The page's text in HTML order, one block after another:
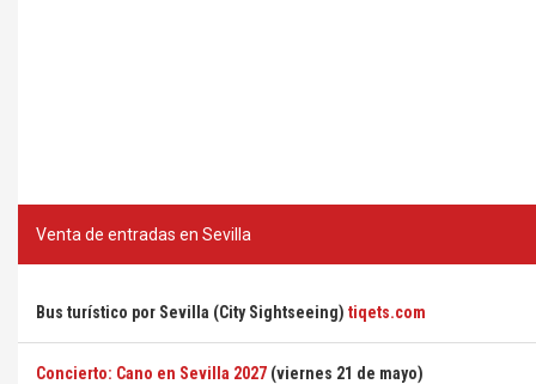
Venta de entradas en Sevilla
Bus turístico por Sevilla (City Sightseeing) tiqets.com
Concierto: Cano en Sevilla 2027 (viernes 21 de mayo)